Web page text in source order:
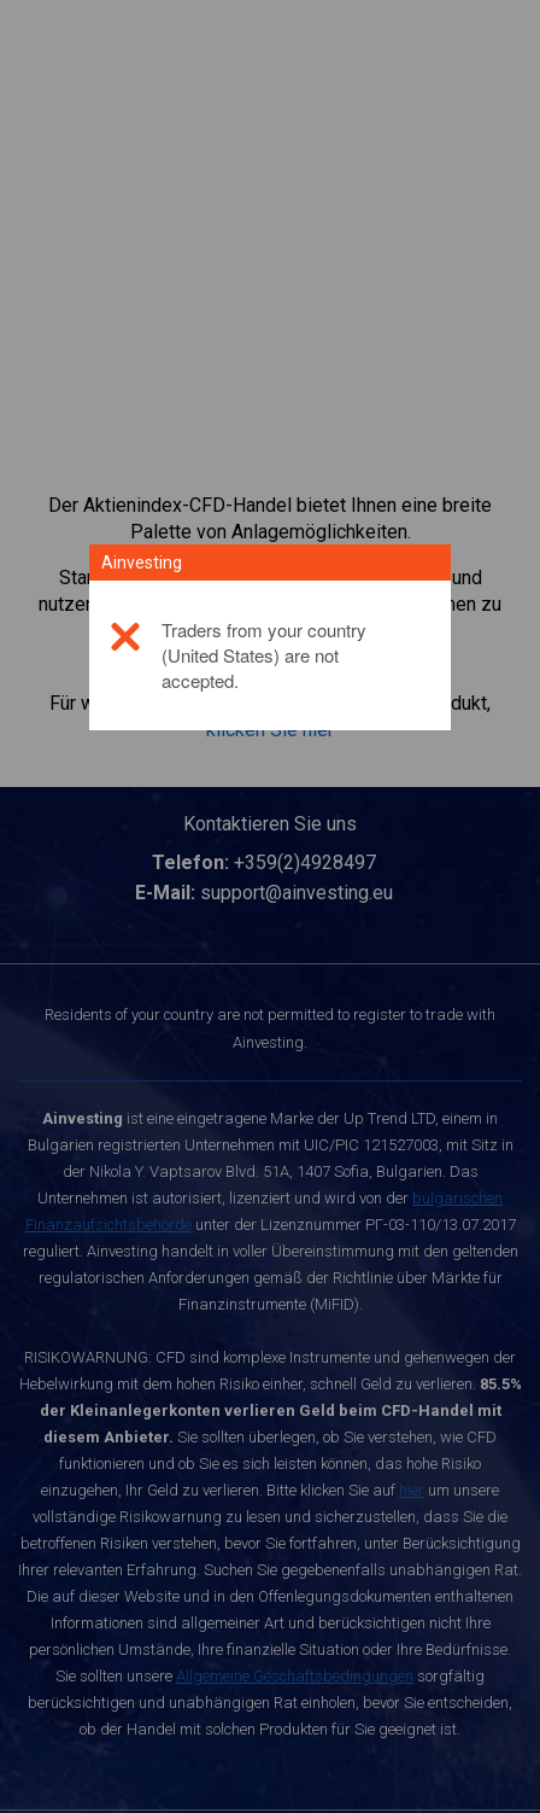
Der Aktienindex-CFD-Handel bietet Ihnen eine breite
Palette von Anlagemöglichkeiten.
Starten Sie den Handel mit CFDs aufUSA 500und
nutzen Sie geringe Margins, um Ihr Handelsvolumen zu
vergrößern. Verfolgen Sie Sektoren und
Volkswirtschaften.
Für weitere Informationen zu diesem Anlageprodukt,
klicken Sie hier
Kontaktieren Sie uns
Telefon: +359(2)4928497
E-Mail: support@ainvesting.eu
Residents of your country are not permitted to register to trade with
Ainvesting.
Ainvesting ist eine eingetragene Marke der Up Trend LTD, einem in
Bulgarien registrierten Unternehmen mit UIC/PIC 121527003, mit Sitz in
der Nikola Y. Vaptsarov Blvd. 51A, 1407 Sofia, Bulgarien. Das
Unternehmen ist autorisiert, lizenziert und wird von der bulgarischen
Finanzaufsichtsbehördeunter der Lizenznummer РГ-03-110/13.07.2017
reguliert. Ainvesting handelt in voller Übereinstimmung mit den geltenden
regulatorischen Anforderungen gemäß der Richtlinie über Märkte für
Finanzinstrumente (MiFID).
RISIKOWARNUNG: CFD sind komplexe Instrumente und gehenwegen der
Hebelwirkung mit dem hohen Risiko einher, schnell Geld zu verlieren. 85.5%
der Kleinanlegerkonten verlieren Geld beim CFD-Handel mit
diesem Anbieter. Sie sollten überlegen, ob Sie verstehen, wie CFD
funktionieren und ob Sie es sich leisten können, das hohe Risiko
einzugehen, Ihr Geld zu verlieren. Bitte klicken Sie auf hier um unsere
vollständige Risikowarnung zu lesen und sicherzustellen, dass Sie die
betroffenen Risiken verstehen, bevor Sie fortfahren, unter Berücksichtigung
Ihrer relevanten Erfahrung. Suchen Sie gegebenenfalls unabhängigen Rat.
Die auf dieser Website und in den Offenlegungsdokumenten enthaltenen
Informationen sind allgemeiner Art und berücksichtigen nicht Ihre
persönlichen Umstände, Ihre finanzielle Situation oder Ihre Bedürfnisse.
Sie sollten unsere Allgemeine Geschäftsbedingungen sorgfältig
berücksichtigen und unabhängigen Rat einholen, bevor Sie entscheiden,
ob der Handel mit solchen Produkten für Sie geeignet ist.
Ainvesting
Traders from your country
(United States) are not
accepted.